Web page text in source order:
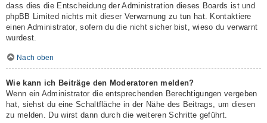
dass dies die Entscheidung der Administration dieses Boards ist und
phpBB Limited nichts mit dieser Verwarnung zu tun hat. Kontaktiere
einen Administrator, sofern du die nicht sicher bist, wieso du verwarnt
wurdest.
Nach oben
Wie kann ich Beiträge den Moderatoren melden?
Wenn ein Administrator die entsprechenden Berechtigungen vergeben
hat, siehst du eine Schaltfläche in der Nähe des Beitrags, um diesen
zu melden. Du wirst dann durch die weiteren Schritte geführt.